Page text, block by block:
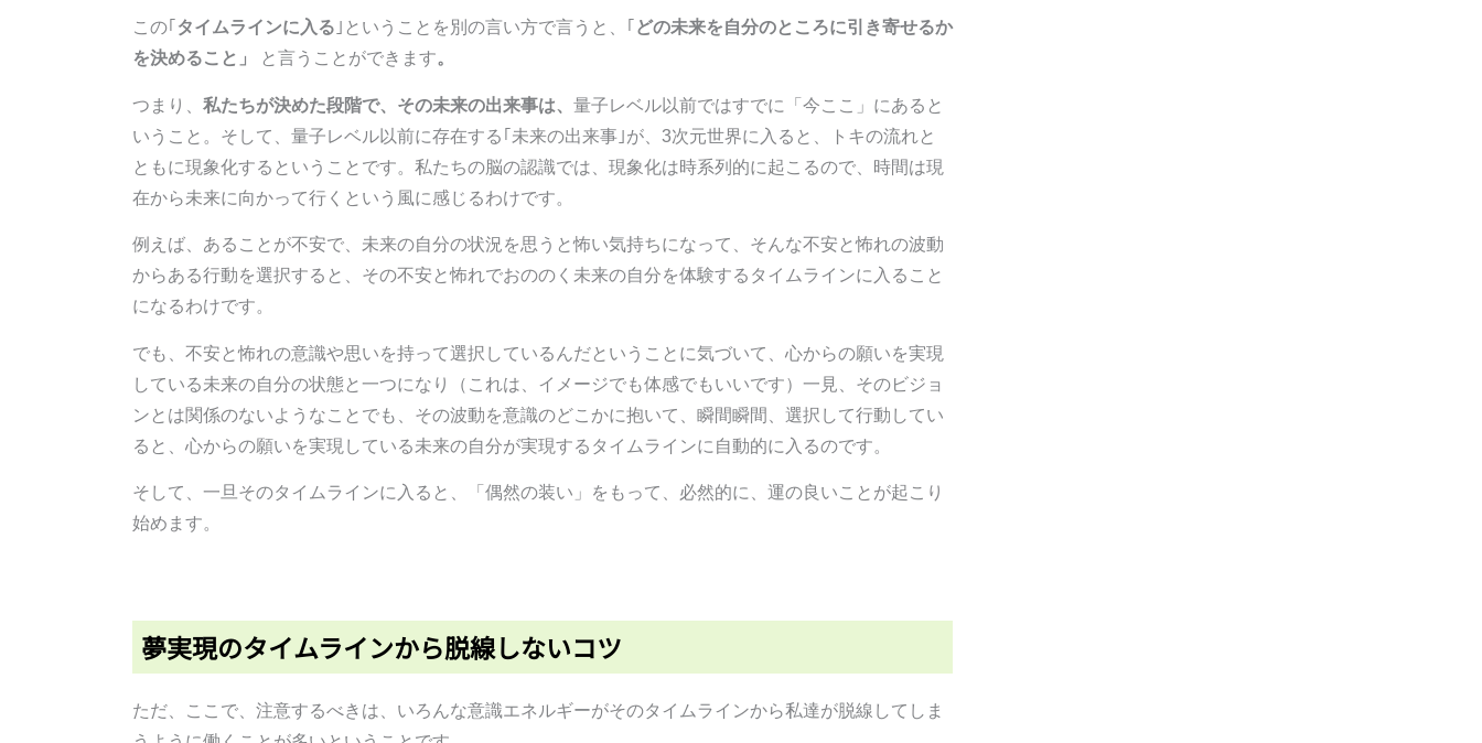
この｢ タイムラインに入る ｣ということを別の言い方で言うと、｢ どの未来を自分のところに引き寄せるか
を決めること」
と言うことができます。
つまり、 私たちが決めた段階で、その未来の出来事は、 量子レベル以前ではすでに「今ここ」にあると
いうこと。そして、量子レベル以前に存在する｢未来の出来事｣が、3次元世界に入ると、トキの流れと
ともに現象化するということです。私たちの脳の認識では、現象化は時系列的に起こるので、時間は現
在から未来に向かって行くという風に感じるわけです。
例えば、あることが不安で、未来の自分の状況を思うと怖い気持ちになって、そんな不安と怖れの波動
からある行動を選択すると、その不安と怖れでおののく未来の自分を体験するタイムラインに入ること
になるわけです。
でも、不安と怖れの意識や思いを持って選択しているんだということに気づいて、心からの願いを実現
している未来の自分の状態と一つになり（これは、イメージでも体感でもいいです）一見、そのビジョ
ンとは関係のないようなことでも、その波動を意識のどこかに抱いて、瞬間瞬間、選択して行動してい
ると、心からの願いを実現している未来の自分が実現するタイムラインに自動的に入るのです。
そして、一旦そのタイムラインに入ると、「偶然の装い」をもって、必然的に、運の良いことが起こり
始めます。
夢実現のタイムラインから脱線しないコツ
ただ、ここで、注意するべきは、いろんな意識エネルギーがそのタイムラインから私達が脱線してしま